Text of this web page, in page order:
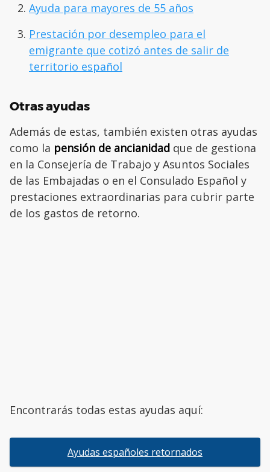
Ayuda para mayores de 55 años
Prestación por desempleo para el
emigrante que cotizó antes de salir de
territorio español
Otras ayudas
Además de estas, también existen otras ayudas
como la pensión de ancianidad que de gestiona
en la Consejería de Trabajo y Asuntos Sociales
de las Embajadas o en el Consulado Español y
prestaciones extraordinarias para cubrir parte
de los gastos de retorno.
Encontrarás todas estas ayudas aquí:
Ayudas españoles retornados